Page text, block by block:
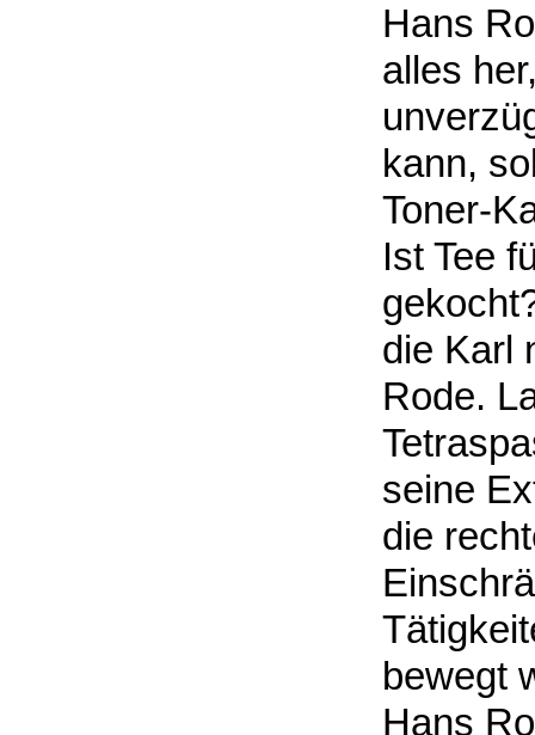
Hans
alles
kann,
Toner-
Ist Tee
die Karl
Rode.
seine
die
bewegt
Hans